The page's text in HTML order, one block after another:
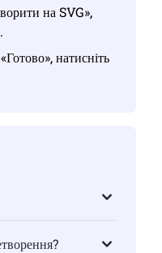
на SVG»,
натисніть